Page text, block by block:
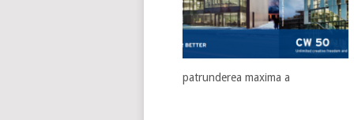
patrunderea maxima a